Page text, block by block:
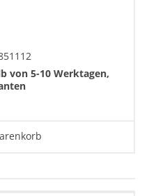
von 5-10 Werktagen,